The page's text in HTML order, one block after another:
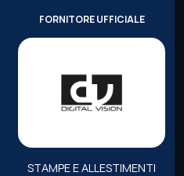
FORNITORE UFFICIALE
STAMPE E ALLESTIMENTI